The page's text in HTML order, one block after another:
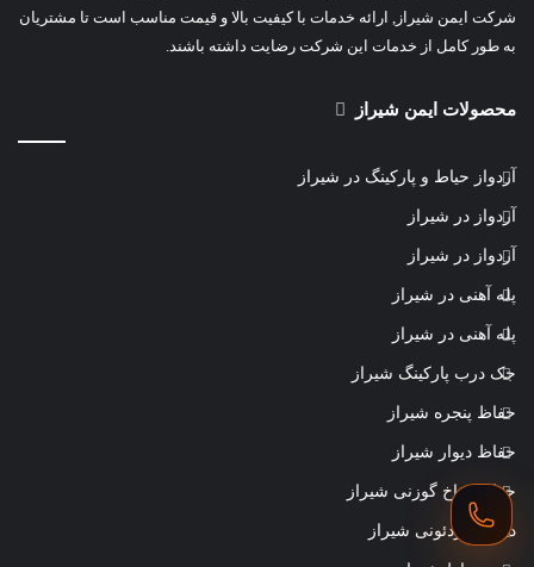
شرکت ایمن شیراز, ارائه خدمات با کیفیت بالا و قیمت مناسب است تا مشتریان
به طور کامل از خدمات این شرکت رضایت داشته باشند.
محصولات ایمن شیراز
آردواز حیاط و پارکینگ در شیراز
آردواز در شیراز
آردواز در شیراز
پله آهنی در شیراز
پله آهنی در شیراز
جک درب پارکینگ شیراز
حفاظ پنجره شیراز
حفاظ دیوار شیراز
حفاظ شاخ گوزنی شیراز
درب آکاردئونی شیراز